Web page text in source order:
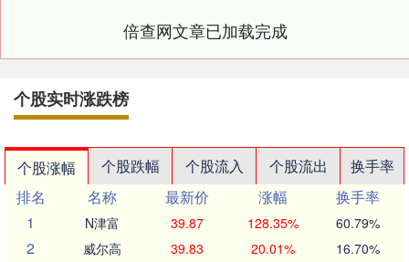
倍查网文章已加载完成
个股实时涨跌榜
个股涨幅 个股跌幅 个股流入 个股流出
换手率
排名
名称 最新价 涨幅
换手率
1
N津富 39.87 128.35% 60.79%
2 威尔高 39.83 20.01% 16.70%